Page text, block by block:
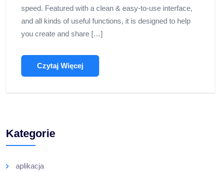
speed. Featured with a clean & easy-to-use interface,
and all kinds of useful functions, it is designed to help
you create and share […]
Czytaj Więcej
Kategorie
aplikacja